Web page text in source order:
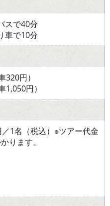
スで40分
車で10分
円）
円）
1名（税込）※ツアー代金
ります。